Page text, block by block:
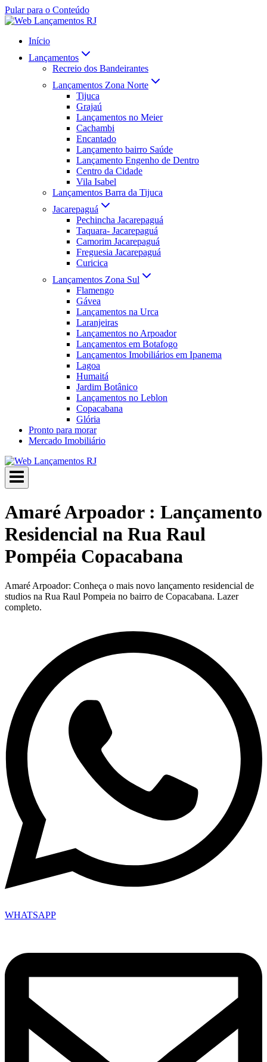
Pular para o Conteúdo
Início
Lançamentos
Recreio dos Bandeirantes
Lançamentos Zona Norte
Tijuca
Grajaú
Lançamentos no Meier
Cachambi
Encantado
Lançamento bairro Saúde
Lançamento Engenho de Dentro
Centro da Cidade
Vila Isabel
Lançamentos Barra da Tijuca
Jacarepaguá
Pechincha Jacarepaguá
Taquara- Jacarepaguá
Camorim Jacarepaguá
Freguesia Jacarepaguá
Curicica
Lançamentos Zona Sul
Flamengo
Gávea
Lançamentos na Urca
Laranjeiras
Lançamentos no Arpoador
Lançamentos em Botafogo
Lançamentos Imobiliários em Ipanema
Lagoa
Humaitá
Jardim Botânico
Lançamentos no Leblon
Copacabana
Glória
Pronto para morar
Mercado Imobiliário
Amaré Arpoador : Lançamento
Residencial na Rua Raul
Pompéia Copacabana
Amaré Arpoador: Conheça o mais novo lançamento residencial de
studios na Rua Raul Pompeia no bairro de Copacabana. Lazer
completo.
WHATSAPP